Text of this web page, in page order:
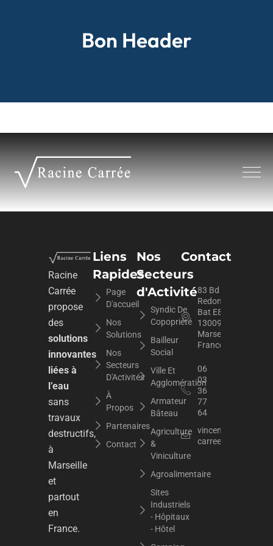
Bon Header
Racine
Carrée
propose
des
solutions
innovantes
liées à
l’eau
sans
travaux
destructifs,
à
Marseille
et
partout
en
France.
Liens
Rapides
Page
D'accueil
Nos
Solutions
Nos
Secteurs
D'Activités
À
Propos
Partenaires
Contact
Nos
Secteurs
d'Activité
Syndic De
Copopriété
Bailleur
Social
Ville Et
Agglomération
Armateur
Bâteau
Agriculture
&
Viniculture
Agroalimentaire
Sites
Industriels
- Hôpitaux
- Hôtel
Contact
83 Bd du
Redon
Bat E8,
13009
Marseille,
France
06
03
36
77
64
carree.org